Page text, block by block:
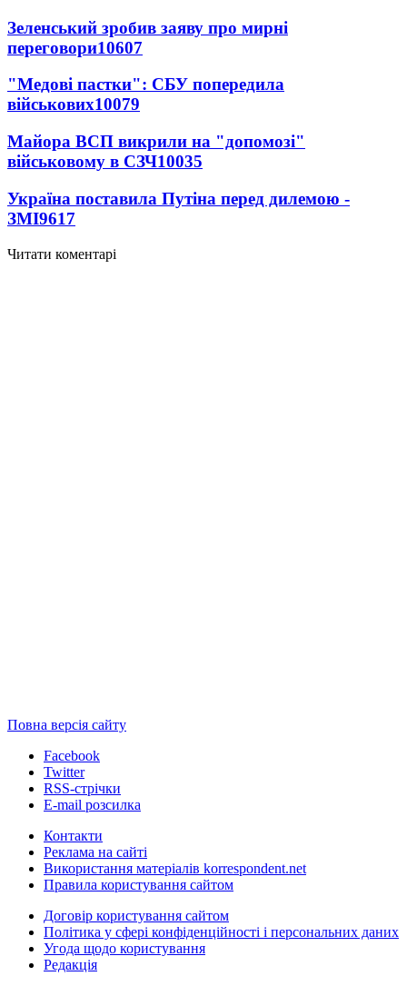
Зеленський зробив заяву про мирні
переговори10607
"Медові пастки": СБУ попередила
військових10079
Майора ВСП викрили на "допомозі"
військовому в СЗЧ10035
Україна поставила Путіна перед дилемою -
ЗМІ9617
Читати коментарі
Повна версія сайту
Facebook
Twitter
RSS-стрічки
E-mail розсилка
Контакти
Реклама на сайті
Використання матеріалів korrespondent.net
Правила користування сайтом
Договір користування сайтом
Політика у сфері конфіденційності і персональних даних
Угода щодо користування
Редакція